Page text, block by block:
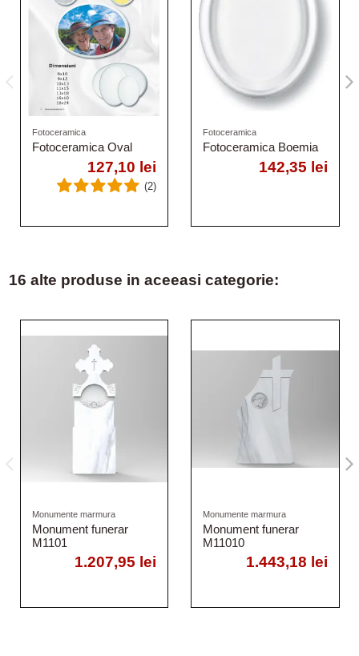
Fotoceramica
Fotoceramica Oval
127,10 lei
(2)
Fotoceramica
Fotoceramica Boemia
142,35 lei
16 alte produse in aceeasi categorie:
Monumente marmura
Monument funerar
M1101
1.207,95 lei
Monumente marmura
Monument funerar
M11010
1.443,18 lei